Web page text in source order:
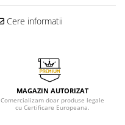
Cere informatii
MAGAZIN AUTORIZAT
Comercializam doar produse legale
cu Certificare Europeana.